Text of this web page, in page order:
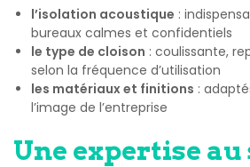
l’isolation acoustique :
bureaux calmes et confidentiels
le type de cloison : coulissante,
selon la fréquence d’utilisation
les matériaux et finitions :
l’image de l’entreprise
Une expertise